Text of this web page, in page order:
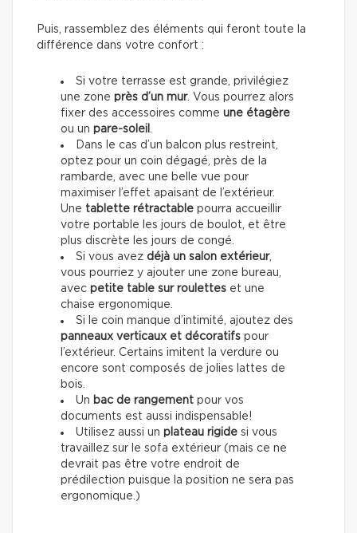
Puis, rassemblez des éléments qui feront toute la
différence dans votre confort :
Si votre terrasse est grande, privilégiez
une zone près d’un mur. Vous pourrez alors
fixer des accessoires comme une étagère
ou un pare-soleil
Dans le cas d’un balcon plus restreint,
optez pour un coin dégagé, près de la
rambarde, avec une belle vue pour
maximiser l’effet apaisant de l’extérieur.
Une tablette rétractable pourra accueillir
votre portable les jours de boulot, et être
plus discrète les jours de congé.
Si vous avez déjà un salon extérieur,
vous pourriez y ajouter une zone bureau,
avec petite table sur roulettes et une
chaise ergonomique.
Si le coin manque d’intimité, ajoutez des
panneaux verticaux et décoratifs pour
l’extérieur. Certains imitent la verdure ou
encore sont composés de jolies lattes de
bois.
Un bac de rangement pour vos
documents est aussi indispensable!
Utilisez aussi un plateau rigide si vous
travaillez sur le sofa extérieur (mais ce ne
devrait pas être votre endroit de
prédilection puisque la position ne sera pas
ergonomique.)